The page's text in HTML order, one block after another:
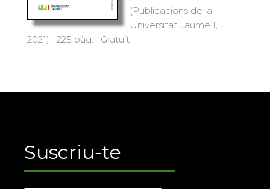
(Publicacions de la
Universitat Jaume I,
2021) · 225 pàg. · Gratuït
Suscriu-te